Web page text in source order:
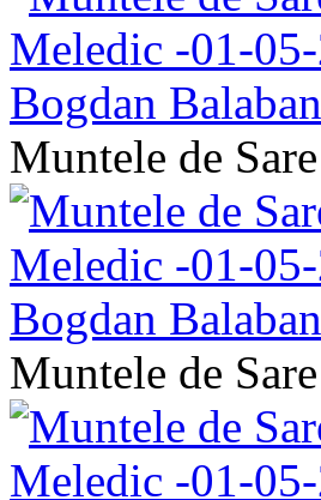
Muntele de
Muntele de